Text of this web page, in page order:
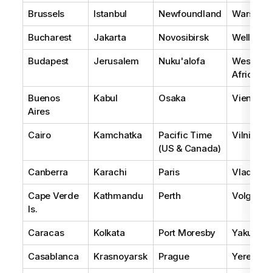
Brussels Istanbul Newfoundland Warsaw
Bucharest Jakarta Novosibirsk
Budapest Jerusalem Nuku'alofa
West
Africa
Buenos
Aires
Kabul Osaka Vienna
Cairo Kamchatka
Pacific Time
(US & Canada)
Vilnius
Canberra Karachi Paris
Cape Verde
Is.
Kathmandu Perth
Caracas Kolkata Port Moresby Yakutsk
Casablanca Krasnoyarsk Prague Yerevan